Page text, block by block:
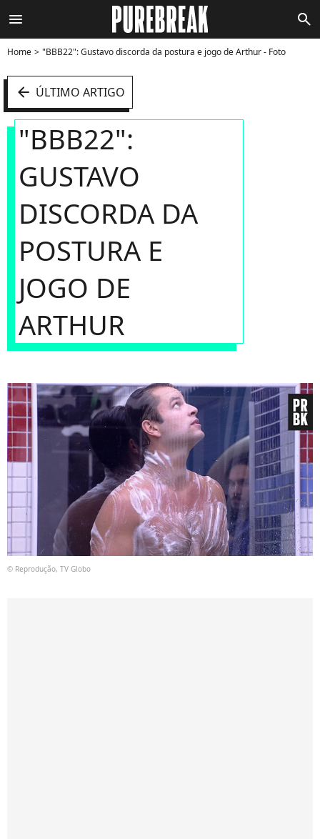
menu search
Home "BBB22": Gustavo discorda da postura e jogo de Arthur - Foto
arrow_left ÚLTIMO ARTIGO
"BBB22":
GUSTAVO
DISCORDA DA
POSTURA E
JOGO DE
ARTHUR
© Reprodução, TV Globo